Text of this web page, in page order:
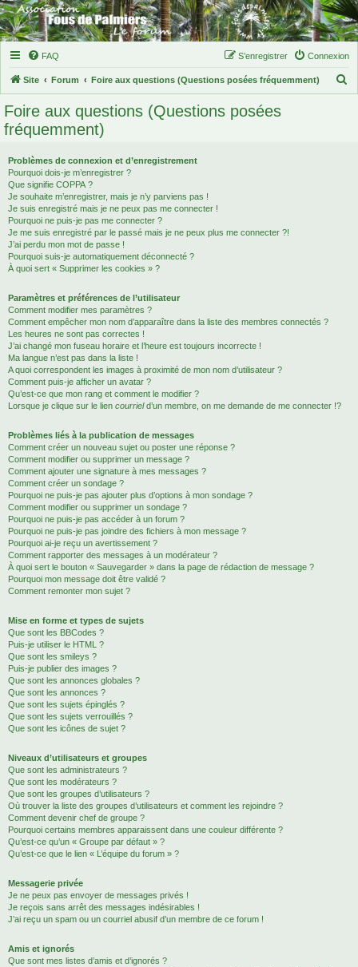
FAQ Connexion
S’enregistrer
Site Forum Foire aux questions (Questions posées fréquemment)
Foire aux questions (Questions posées
fréquemment)
Problèmes de connexion et d’enregistrement
Pourquoi dois-je m’enregistrer ?
Que signifie COPPA ?
Je souhaite m’enregistrer, mais je n’y parviens pas !
Je suis enregistré mais je ne peux pas me connecter !
Pourquoi ne puis-je pas me connecter ?
Je me suis enregistré par le passé mais je ne peux plus me connecter ?!
J’ai perdu mon mot de passe !
Pourquoi suis-je automatiquement déconnecté ?
À quoi sert « Supprimer les cookies » ?
Paramètres et préférences de l’utilisateur
Comment modifier mes paramètres ?
Comment empêcher mon nom d’apparaître dans la liste des membres connectés ?
Les heures ne sont pas correctes !
J’ai changé mon fuseau horaire et l’heure est toujours incorrecte !
Ma langue n’est pas dans la liste !
A quoi correspondent les images à proximité de mon nom d’utilisateur ?
Comment puis-je afficher un avatar ?
Qu’est-ce que mon rang et comment le modifier ?
Lorsque je clique sur le lien courrield’un membre, on me demande de me connecter !?
Problèmes liés à la publication de messages
Comment créer un nouveau sujet ou poster une réponse ?
Comment modifier ou supprimer un message ?
Comment ajouter une signature à mes messages ?
Comment créer un sondage ?
Pourquoi ne puis-je pas ajouter plus d’options à mon sondage ?
Comment modifier ou supprimer un sondage ?
Pourquoi ne puis-je pas accéder à un forum ?
Pourquoi ne puis-je pas joindre des fichiers à mon message ?
Pourquoi ai-je reçu un avertissement ?
Comment rapporter des messages à un modérateur ?
À quoi sert le bouton « Sauvegarder » dans la page de rédaction de message ?
Pourquoi mon message doit être validé ?
Comment remonter mon sujet ?
Mise en forme et types de sujets
Que sont les BBCodes ?
Puis-je utiliser le HTML ?
Que sont les smileys ?
Puis-je publier des images ?
Que sont les annonces globales ?
Que sont les annonces ?
Que sont les sujets épinglés ?
Que sont les sujets verrouillés ?
Que sont les icônes de sujet ?
Niveaux d’utilisateurs et groupes
Que sont les administrateurs ?
Que sont les modérateurs ?
Que sont les groupes d’utilisateurs ?
Où trouver la liste des groupes d’utilisateurs et comment les rejoindre ?
Comment devenir chef de groupe ?
Pourquoi certains membres apparaissent dans une couleur différente ?
Qu’est-ce qu’un « Groupe par défaut » ?
Qu’est-ce que le lien « L’équipe du forum » ?
Messagerie privée
Je ne peux pas envoyer de messages privés !
Je reçois sans arrêt des messages indésirables !
J’ai reçu un spam ou un courriel abusif d’un membre de ce forum !
Amis et ignorés
Que sont mes listes d’amis et d’ignorés ?